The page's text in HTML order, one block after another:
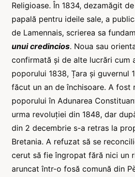
Religioase. În 1834, dezamăgit
papală pentru ideile sale, a
de Lamennais, scrierea sa
unui credincios. Noua sau
confirmată și de alte lucrări cum
poporului 1838, Țara și guvernul
făcut un an de închisoare. A fost
poporului în Adunarea
urma revoluției din 1848, dar
din 2 decembrie s-a retras la
Bretania. A refuzat să se
cerut să fie îngropat fără nici un
aruncat într-o fosă comună din